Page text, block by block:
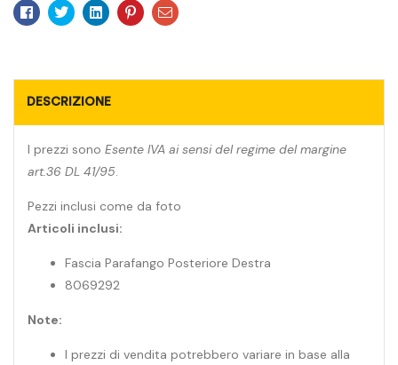
Facebook
TwitterLinkedinPinterest
Email
DESCRIZIONE
I prezzi sono Esente IVA ai sensi del regime del margine
art.36 DL 41/95.
Pezzi inclusi come da foto
Articoli inclusi:
Fascia Parafango Posteriore Destra
8069292
Note:
I prezzi di vendita potrebbero variare in base alla